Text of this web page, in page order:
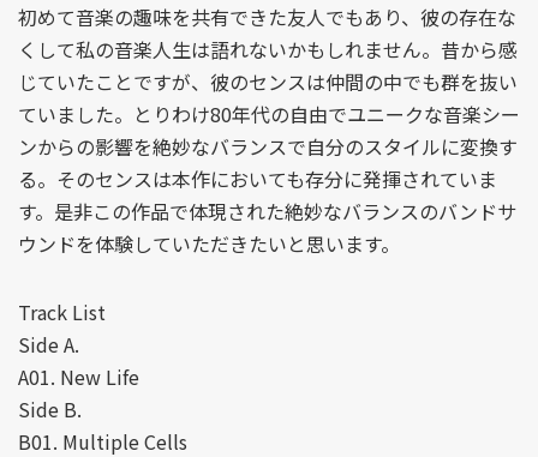
初めて音楽の趣味を共有できた友人でもあり、彼の存在な
くして私の音楽人生は語れないかもしれません。昔から感
じていたことですが、彼のセンスは仲間の中でも群を抜い
ていました。とりわけ80年代の自由でユニークな音楽シー
ンからの影響を絶妙なバランスで自分のスタイルに変換す
る。そのセンスは本作においても存分に発揮されていま
す。是非この作品で体現された絶妙なバランスのバンドサ
ウンドを体験していただきたいと思います。
Track List
Side A.
A01. New Life
Side B.
B01. Multiple Cells